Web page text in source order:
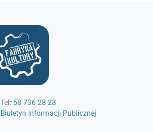
Tel: 58 736 28 28
Biuletyn Informacji Publicznej